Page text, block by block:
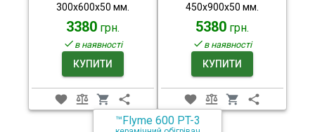
300x600x50 мм.
3380 грн.
в наявності
КУПИТИ
450x900x50 мм.
5380 грн.
в наявності
КУПИТИ
™Flyme 600 PT-3